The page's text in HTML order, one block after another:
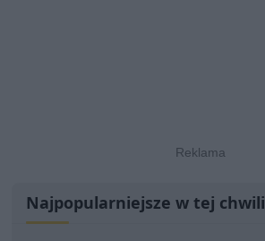
Najpopularniejsze w tej chwili